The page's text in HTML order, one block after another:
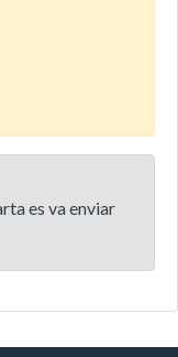
es va enviar